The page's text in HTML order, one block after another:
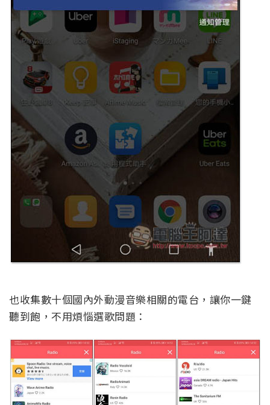
也收集數十個國內外動漫音樂相關的電台，讓你一鍵
聽到飽，不用煩惱選歌問題：